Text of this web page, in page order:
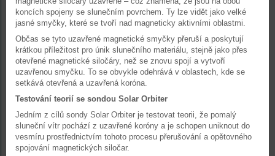
koncích spojeny se slunečním povrchem. Ty lze vidět jako velké
jasné smyčky, které se tvoří nad magneticky aktivními oblastmi.
Občas se tyto uzavřené magnetické smyčky přeruší a poskytují
krátkou příležitost pro únik slunečního materiálu, stejně jako přes
otevřené magnetické siločáry, než se znovu spojí a vytvoří
uzavřenou smyčku. To se obvykle odehrává v oblastech, kde se
setkává otevřená a uzavřená koróna.
Testování teorií se sondou Solar Orbiter
Jedním z cílů sondy Solar Orbiter je testovat teorii, že pomalý
sluneční vítr pochází z uzavřené koróny a je schopen uniknout do
vesmíru prostřednictvím tohoto procesu přerušování a opětovného
spojování magnetických siločar.